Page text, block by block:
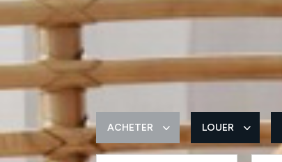
ACHETER LOUER